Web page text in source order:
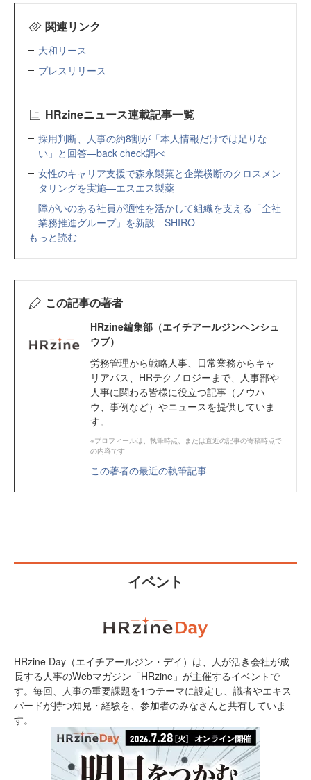
関連リンク
大和リース
プレスリリース
HRzineニュース連載記事一覧
採用判断、人事の約8割が「本人情報だけでは足りな
い」と回答—back check調べ
女性のキャリア支援で森永製菓と企業横断のクロスメン
タリングを実施—エスエス製薬
障がいのある社員が適性を活かして組織を支える「全社
業務推進グループ」を新設—SHIRO
もっと読む
この記事の著者
HRzine編集部（エイチアールジンヘンシュ
ウブ）
労務管理から戦略人事、日常業務からキャ
リアパス、HRテクノロジーまで、人事部や
人事に関わる皆様に役立つ記事（ノウハ
ウ、事例など）やニュースを提供していま
す。
※プロフィールは、執筆時点、または直近の記事の寄稿時点で
の内容です
この著者の最近の執筆記事
イベント
HRzine Day（エイチアールジン・デイ）は、人が活き会社が成
長する人事のWebマガジン「HRzine」が主催するイベントで
す。毎回、人事の重要課題を1つテーマに設定し、識者やエキス
パードが持つ知見・経験を、参加者のみなさんと共有していま
す。